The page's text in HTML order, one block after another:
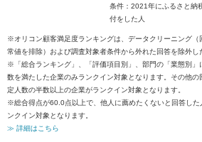
条件：2021年にふるさと納
付をした人
※オリコン顧客満足度ランキングは、データクリーニング（
常値を排除）および調査対象者条件から外れた回答を除外し
※「総合ランキング」、「評価項目別」、部門の「業態別」
数を満たした企業のみランクイン対象となります。その他
定人数の半数以上の企業がランクイン対象となります。
※総合得点が60.0点以上で、他人に薦めたくないと回答した
ンクイン対象となります。
≫ 詳細はこちら